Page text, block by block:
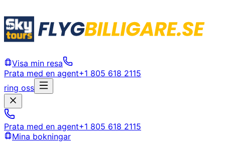
Visa min resa
Prata med en agent+1 805 618 2115
ring oss
Prata med en agent+1 805 618 2115
Mina bokningar